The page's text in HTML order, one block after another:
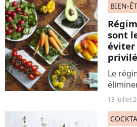
BIEN-
sont
éviter
Le
notre
sont
13 juillet